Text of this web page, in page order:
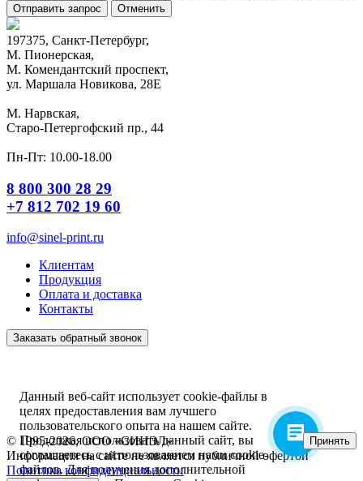
Отправить запрос Отменить
197375, Санкт-Петербург,
М. Пионерская,
М. Комендантский проспект,
ул. Маршала Новикова, 28Е
М. Нарвская,
Старо-Петергофский пр., 44
Пн-Пт: 10.00-18.00
8 800 300 28 29
+7 812 702 19 60
info@sinel-print.ru
Клиентам
Продукция
Оплата и доставка
Контакты
Заказать обратный звонок
© 1995-2026, ООО «СИНЭЛ»
Информация на сайте не является публичной офертой
Политика конфиденциальности
Данный веб-сайт использует cookie-файлы в
целях предоставления вам лучшего
пользовательского опыта на нашем сайте.
Продолжая использовать данный сайт, вы
соглашаетесь с использованием нами cookie-
файлов. Для получения дополнительной
Принять